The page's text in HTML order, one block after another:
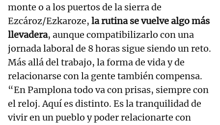
monte o a los puertos de la sierra de
Ezcároz/Ezkaroze, la rutina se vuelve algo más
llevadera, aunque compatibilizarlo con una
jornada laboral de 8 horas sigue siendo un reto.
Más allá del trabajo, la forma de vida y de
relacionarse con la gente también compensa.
“En Pamplona todo va con prisas, siempre con
el reloj. Aquí es distinto. Es la tranquilidad de
vivir en un pueblo y poder relacionarte con